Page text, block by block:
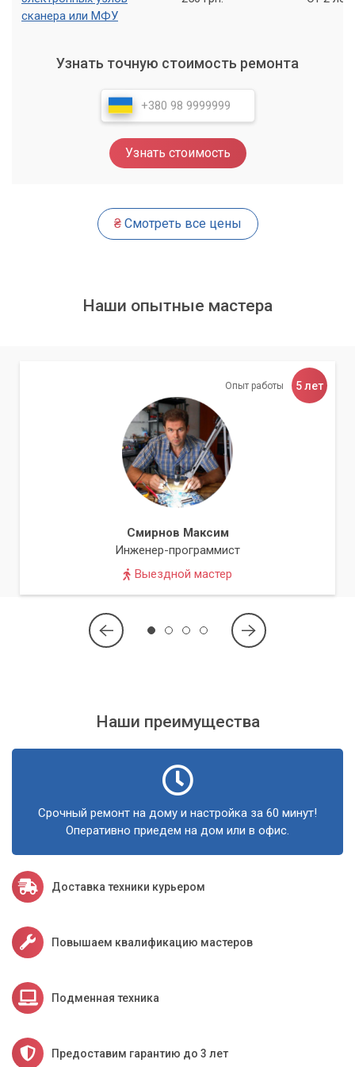
сканера или МФУ
Узнать точную стоимость ремонта
Узнать стоимость
₴Смотреть все цены
Наши опытные мастера
Опыт работы 5 лет
Смирнов Максим
Инженер-программист
Выездной мастер
Наши преимущества
Срочный ремонт на дому и настройка за 60 минут!
Оперативно приедем на дом или в офис.
Доставка техники курьером
Повышаем квалификацию мастеров
Подменная техника
Предоставим гарантию до 3 лет